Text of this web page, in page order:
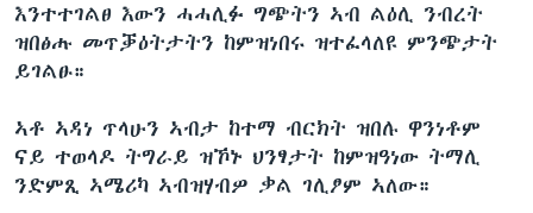
እንተተገልፀ እውን ሓሓሊፉ ግጭትን ኣብ ልዕሊ ንብረት
ዝበፅሑ መጥቓዕትታትን ከምዝነበሩ ዝተፈላለዩ ምንጭታት
ይገልፁ።
ኣቶ ኣዳነ ጥላሁን ኣብታ ከተማ ብርክት ዝበሉ ዋንነቶም
ናይ ተወላዶ ትግራይ ዝኾኑ ህንፃታት ከምዝዓነው ትማሊ
ንድምጺ ኣሜሪካ ኣብዝሃብዎ ቃል ገሊፆም ኣለው።